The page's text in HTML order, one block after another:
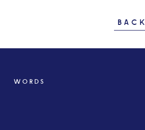
BACK
WORDS